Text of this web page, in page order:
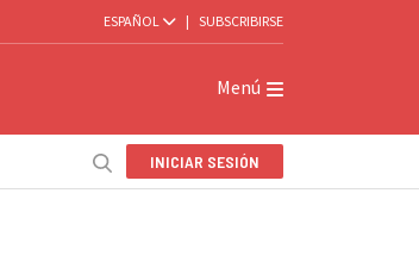
ESPAÑOL | SUBSCRIBIRSE
Menú
INICIAR SESIÓN